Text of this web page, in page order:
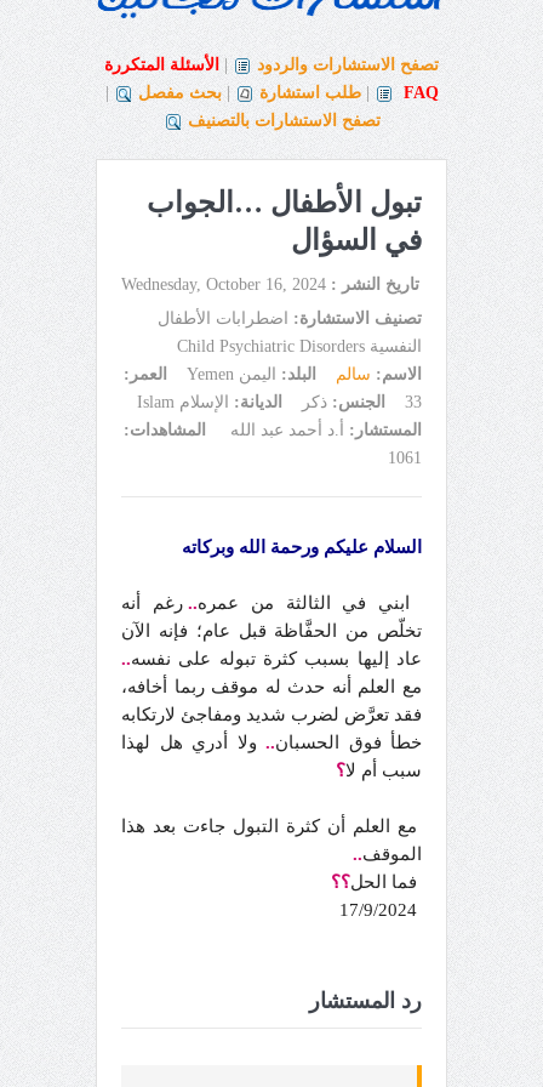
تصفح الاستشارات والردود
الأسئلة المتكررة
FAQ
طلب استشارة بحث مفصل
تصفح الاستشارات بالتصنيف
تبول الأطفال …الجواب
في السؤال
تاريخ النشر : Wednesday, October 16, 2024
تصنيف الاستشارة:
اضطرابات الأطفال
النفسية Child Psychiatric Disorders
الاسم: سالم البلد: اليمن Yemen
العمر:
33
الجنس: ذكر الديانة:
الإسلام Islam
المستشار:
أ.د أحمد عبد الله
المشاهدات:
1061
السلام عليكم ورحمة الله وبركاته
ابني في الثالثة من عمره.. رغم أنه
تخلّص من الحفَّاظة قبل عام؛ فإنه الآن
عاد إليها بسبب كثرة تبوله على نفسه..
مع العلم أنه حدث له موقف ربما أخافه،
فقد تعرَّض لضرب شديد ومفاجئ لارتكابه
خطأ فوق الحسبان.. ولا أدري هل لهذا
سبب أم لا؟
مع العلم أن كثرة التبول جاءت بعد هذا
الموقف..
فما الحل؟؟
17/9/2024
رد المستشار